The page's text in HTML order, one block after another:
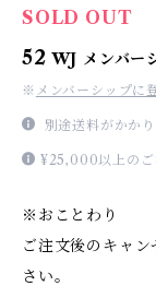
SOLD OUT
52 WJ メンバー
※ メンバーシップに
別途送料がかか
¥25,000以上のご
※おことわり
ご注文後のキャ
さい。